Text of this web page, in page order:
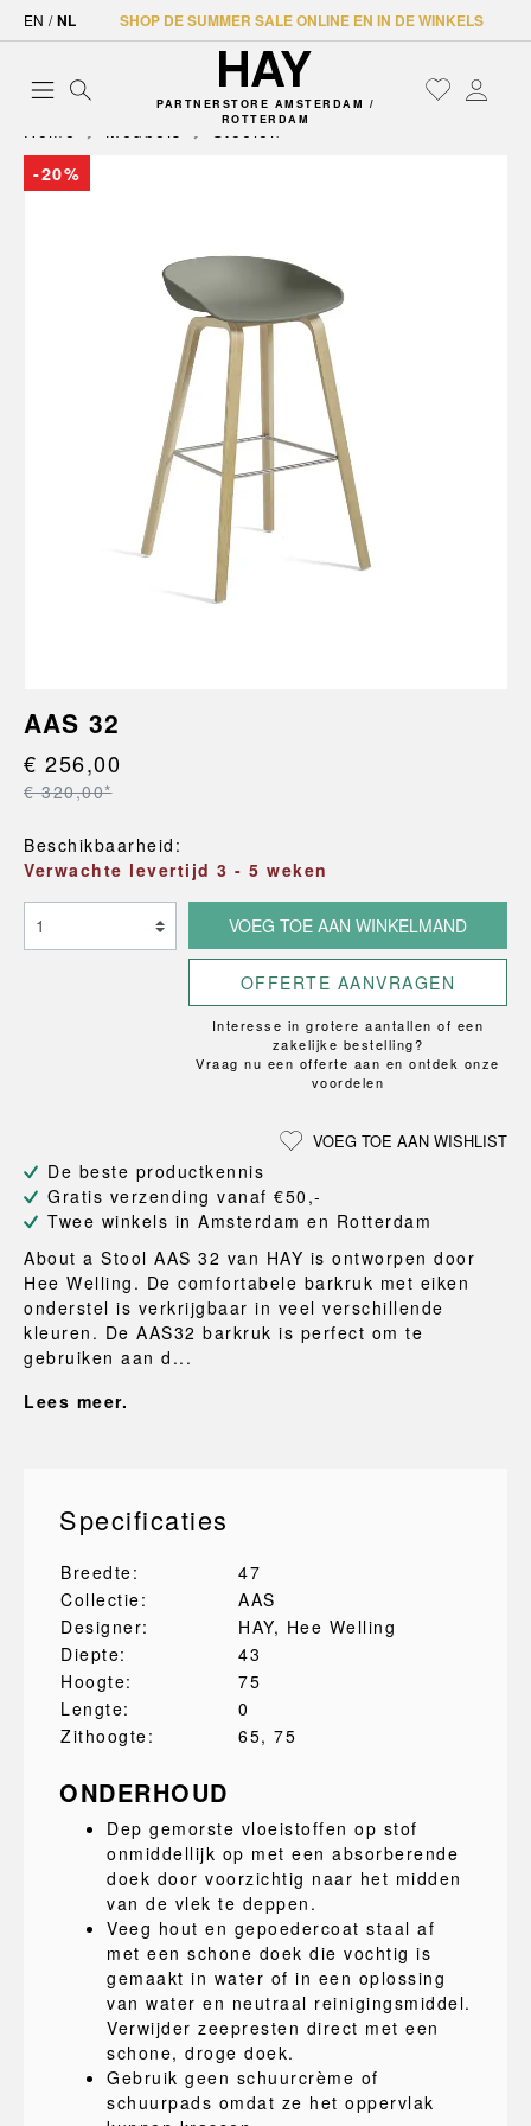
EN / NL SHOP DE SUMMER SALE ONLINE EN IN DE WINKELS
PARTNERSTORE AMSTERDAM /
ROTTERDAM
Home Meubels
Stoelen
-20%
AAS 32
€ 256,00
€ 320,00*
Beschikbaarheid:
Verwachte levertijd 3 - 5 weken
VOEG TOE AAN WINKELMAND
OFFERTE AANVRAGEN
Interesse in grotere aantallen of een
zakelijke bestelling?
Vraag nu een offerte aan en ontdek onze
voordelen
VOEG TOE AAN WISHLIST
De beste productkennis
Gratis verzending vanaf €50,-
Twee winkels in Amsterdam en Rotterdam
About a Stool AAS 32 van HAY is ontworpen door
Hee Welling. De comfortabele barkruk met eiken
onderstel is verkrijgbaar in veel verschillende
kleuren. De AAS32 barkruk is perfect om te
gebruiken aan d...
Lees meer.
Specificaties
Breedte:
47
Collectie:
AAS
Designer:
HAY, Hee Welling
Diepte:
43
Hoogte:
75
Lengte:
0
Zithoogte:
65, 75
ONDERHOUD
Dep gemorste vloeistoffen op stof
onmiddellijk op met een absorberende
doek door voorzichtig naar het midden
van de vlek te deppen.
Veeg hout en gepoedercoat staal af
met een schone doek die vochtig is
gemaakt in water of in een oplossing
van water en neutraal reinigingsmiddel.
Verwijder zeepresten direct met een
schone, droge doek.
Gebruik geen schuurcrème of
schuurpads omdat ze het oppervlak